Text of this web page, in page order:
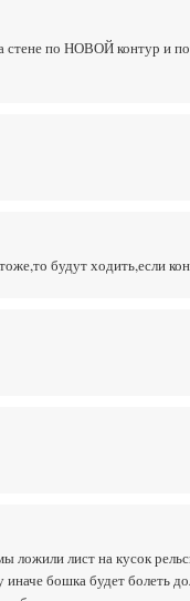
по НОВОЙ контур и
будут ходить,если
ложили лист на кусок
бошка будет болеть